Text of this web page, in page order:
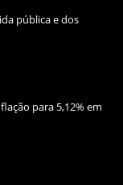
pública e dos
para 5,12% em